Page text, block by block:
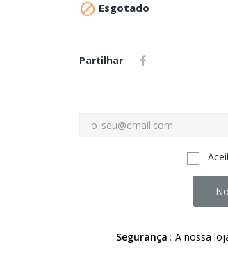
 Esgotado
Partilhar
Segurança A nossa